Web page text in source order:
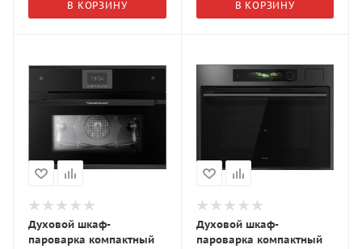
В КОРЗИНУ В КОРЗИНУ
Духовой шкаф-
пароварка компактный
Духовой шкаф-
пароварка компактный